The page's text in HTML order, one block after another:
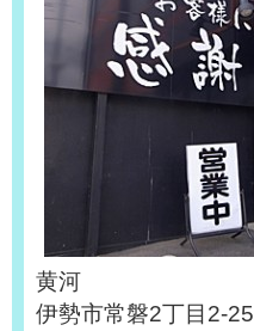
黄河
伊勢市常磐2丁目2-25